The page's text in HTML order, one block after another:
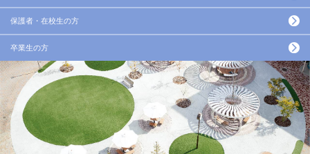
保護者・在校生の方
卒業生の方